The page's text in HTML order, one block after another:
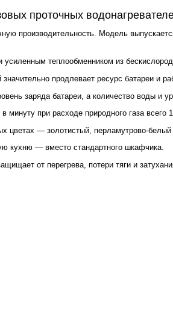
проточных
производительность. Модель
теплообменником из
продлевает ресурс батареи и
заряда батареи, а количество воды и
минуту при расходе природного газа всего
цветах — золотистый, перламутрово-белый
кухню — вместо стандартного шкафчика.
от перегрева, потери тяги и